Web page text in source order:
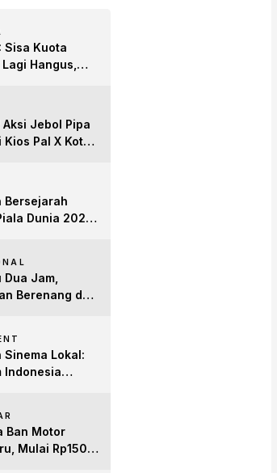
Sisa Kuota
Hangus,
Jebol Pipa
Kios Pal X Kota
Bersejarah
Dunia 2026:
Dua Jam,
Berenang dari
Sinema Lokal:
Indonesia
Ban Motor
Mulai Rp150